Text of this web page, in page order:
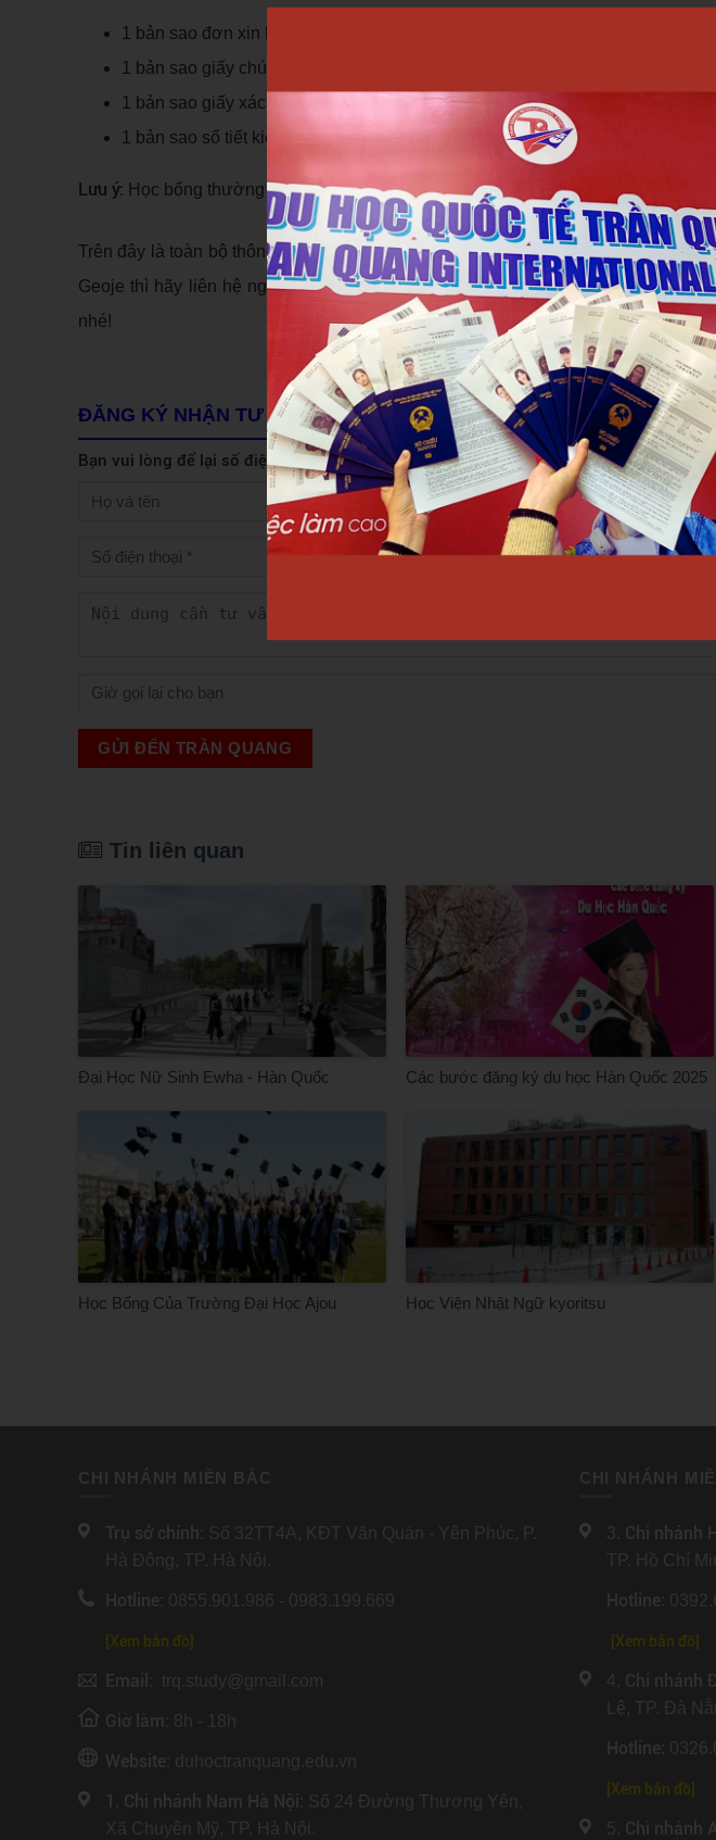
1 bản sao đơn xin học bổng.
1 bản sao giấy chứng nhận nhập học.
1 bản sao giấy xác nhận khuyết tật.
1 bản sao sổ tiết kiệm.
Lưu ý: Học bổng thường áp dụng cho mỗi kỳ trong năm học tại trường đại học
Trên đây là toàn bộ thông tin về học bổng tại trường Đại học Geoje, nếu bạn có ý
Geoje thì hãy liên hệ ngay tớiTrung tâm Trần Quangqua form đăng ký bên phải
nhé!
ĐĂNG KÝ NHẬN TƯ VẤN
Bạn vui lòng để lại số điện thoại, chúng tôi sẽ liên hệ với bạn ngay
GỬI ĐẾN TRẦN QUANG
Tin liên quan
Đại Học Nữ Sinh Ewha - Hàn Quốc Các bước đăng ký du học Hàn Quốc 2025
Học Bổng Của Trường Đại Học Ajou Học Viện Nhật Ngữ kyoritsu
CHI NHÁNH MIỀN BẮC
Trụ sở chính: Số 32TT4A, KĐT Văn Quán - Yên Phúc, P.
Hà Đông, TP. Hà Nội.
Hotline: 0855.901.986 - 0983.199.669
[Xem bản đồ]
Email: trq.study@gmail.com
Giờ làm: 8h - 18h
Website: duhoctranquang.edu.vn
1. Chi nhánh Nam Hà Nội: Số 24 Đường Thượng Yên,
Xã Chuyên Mỹ, TP. Hà Nội.
CHI NHÁNH
3. Chi nhánh
TP. Hồ Chí
Hotline:
[Xem bản đồ]
4. Chi nhánh
Lệ, TP. Đà
Hotline:
Xem bản đồ
5. Chi nhánh